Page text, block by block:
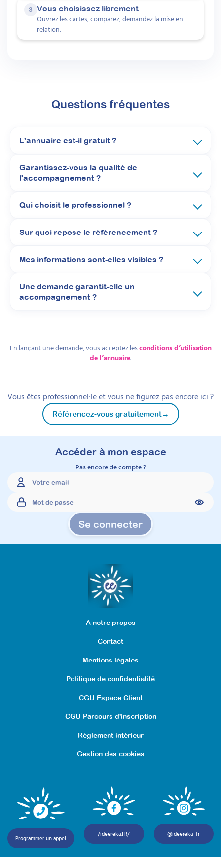
3 Vous choisissez librement
Ouvrez les cartes, comparez, demandez la mise en
relation.
Questions fréquentes
L'annuaire est-il gratuit ?
Garantissez-vous la qualité de
l'accompagnement ?
Qui choisit le professionnel ?
Sur quoi repose le référencement ?
Mes informations sont-elles visibles ?
Une demande garantit-elle un
accompagnement ?
En lançant une demande, vous acceptez lesconditions d’utilisation
de l’annuaire.
Vous êtes professionnel·le et vous ne figurez pas encore ici ?
Référencez-vous gratuitement→
Accéder à mon espace
Pas encore de compte ?
Se connecter
A notre propos
Contact
Mentions légales
Politique de confidentialité
CGU Espace Client
CGU Parcours d'inscription
Règlement intérieur
Gestion des cookies
Programmer un appel
/ideereka.FR/ @ideereka_fr